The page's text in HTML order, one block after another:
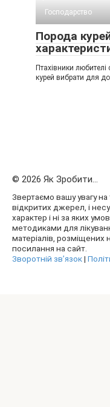
Господарство
Порода
Птахівники
курей вибрати для
© 2026 Як Зробити...
Звертаємо вашу увагу на
відкритих джерел, і
характер і ні за яких
методиками для
матеріалів, розміщених
посилання на сайт.
Зворотній зв’язок|